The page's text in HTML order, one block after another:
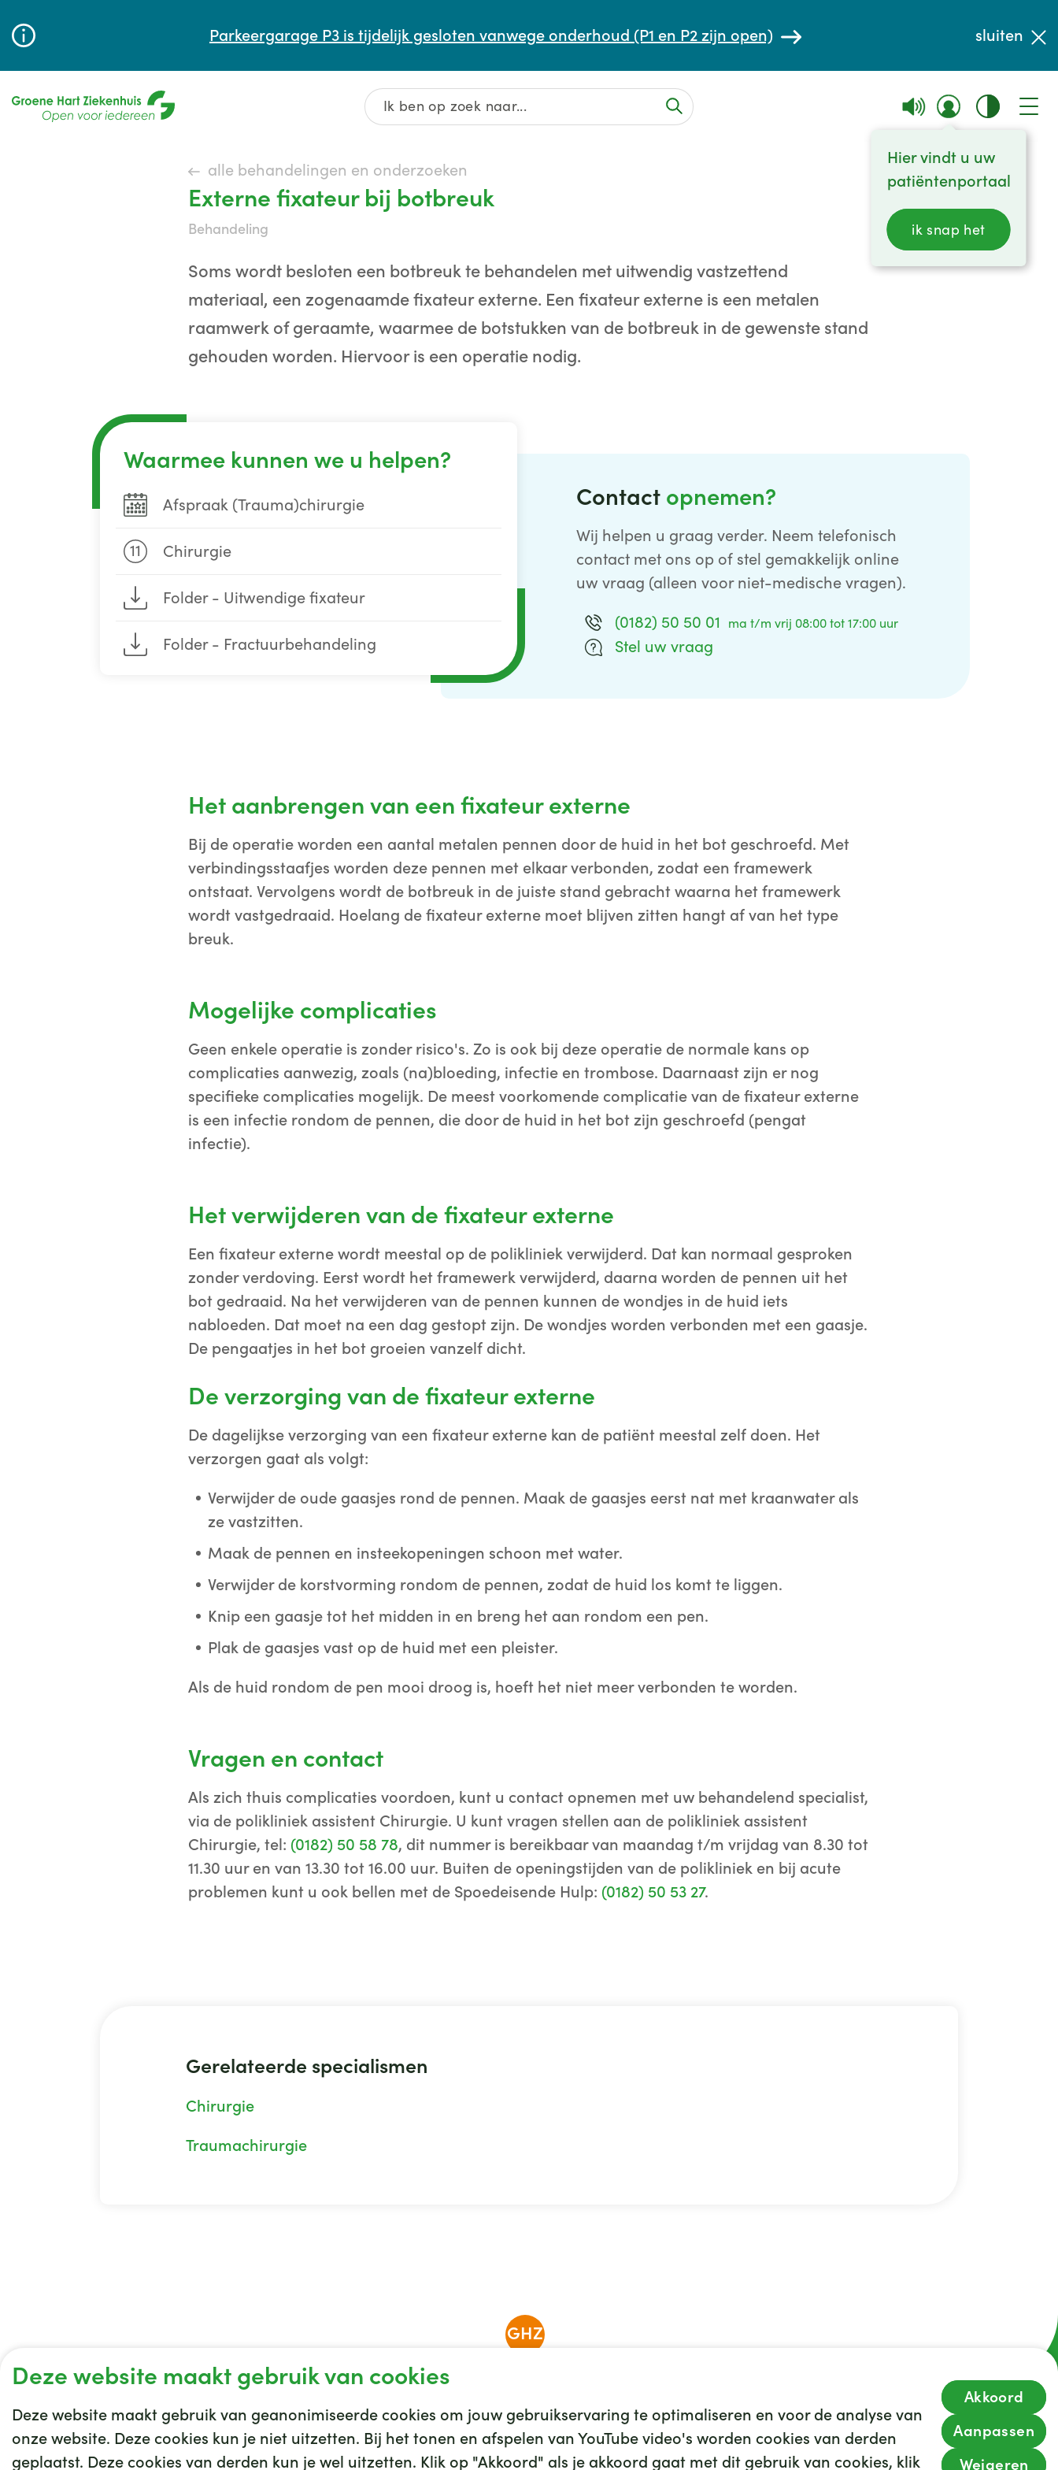
Parkeergarage P3 is tijdelijk gesloten vanwege onderhoud (P1 en P2 zijn open) sluiten
Hier vindt u uw
patiëntenportaal
ik snap het
Wachttijden
alle behandelingen en onderzoeken
Externe fixateur bij botbreuk
behandeling
Soms wordt besloten een botbreuk te behandelen met uitwendig vastzettend
materiaal, een zogenaamde fixateur externe. Een fixateur externe is een metalen
raamwerk of geraamte, waarmee de botstukken van de botbreuk in de gewenste stand
gehouden worden. Hiervoor is een operatie nodig.
Waarmee kunnen we u helpen?
Afspraak (Trauma)chirurgie
11 Chirurgie
Folder - Uitwendige fixateur
Folder - Fractuurbehandeling
Contact opnemen?
Wij helpen u graag verder. Neem telefonisch
contact met ons op of stel gemakkelijk online
uw vraag (alleen voor niet-medische vragen).
(0182) 50 50 01
ma t/m vrij 08:00 tot 17:00 uur
Stel uw vraag
Het aanbrengen van een fixateur externe
Bij de operatie worden een aantal metalen pennen door de huid in het bot geschroefd. Met
verbindingsstaafjes worden deze pennen met elkaar verbonden, zodat een framewerk
ontstaat. Vervolgens wordt de botbreuk in de juiste stand gebracht waarna het framewerk
wordt vastgedraaid. Hoelang de fixateur externe moet blijven zitten hangt af van het type
breuk.
Mogelijke complicaties
Geen enkele operatie is zonder risico's. Zo is ook bij deze operatie de normale kans op
complicaties aanwezig, zoals (na)bloeding, infectie en trombose. Daarnaast zijn er nog
specifieke complicaties mogelijk. De meest voorkomende complicatie van de fixateur externe
is een infectie rondom de pennen, die door de huid in het bot zijn geschroefd (pengat
infectie).
Het verwijderen van de fixateur externe
Een fixateur externe wordt meestal op de polikliniek verwijderd. Dat kan normaal gesproken
zonder verdoving. Eerst wordt het framewerk verwijderd, daarna worden de pennen uit het
bot gedraaid. Na het verwijderen van de pennen kunnen de wondjes in de huid iets
nabloeden. Dat moet na een dag gestopt zijn. De wondjes worden verbonden met een gaasje.
De pengaatjes in het bot groeien vanzelf dicht.
De verzorging van de fixateur externe
De dagelijkse verzorging van een fixateur externe kan de patiënt meestal zelf doen. Het
verzorgen gaat als volgt:
Verwijder de oude gaasjes rond de pennen. Maak de gaasjes eerst nat met kraanwater als
ze vastzitten.
Maak de pennen en insteekopeningen schoon met water.
Verwijder de korstvorming rondom de pennen, zodat de huid los komt te liggen.
Knip een gaasje tot het midden in en breng het aan rondom een pen.
Plak de gaasjes vast op de huid met een pleister.
Als de huid rondom de pen mooi droog is, hoeft het niet meer verbonden te worden.
Vragen en contact
Als zich thuis complicaties voordoen, kunt u contact opnemen met uw behandelend specialist,
via de polikliniek assistent Chirurgie. U kunt vragen stellen aan de polikliniek assistent
Chirurgie, tel: (0182) 50 58 78, dit nummer is bereikbaar van maandag t/m vrijdag van 8.30 tot
11.30 uur en van 13.30 tot 16.00 uur. Buiten de openingstijden van de polikliniek en bij acute
problemen kunt u ook bellen met de Spoedeisende Hulp: (0182) 50 53 27.
Gerelateerde specialismen
Chirurgie
Traumachirurgie
Deze website maakt gebruik van cookies
Deze website maakt gebruik van geanonimiseerde cookies om jouw gebruikservaring te optimaliseren en voor de analyse van
onze website. Deze cookies kun je niet uitzetten. Bij het tonen en afspelen van YouTube video's worden cookies van derden
geplaatst. Deze cookies van derden kun je wel uitzetten. Klik op "Akkoord" als je akkoord gaat met dit gebruik van cookies, klik
Akkoord
Aanpassen
Weigeren
GHZ
We hebben 35 leuke banen voor je
Kijk op werkenbijghz.nl